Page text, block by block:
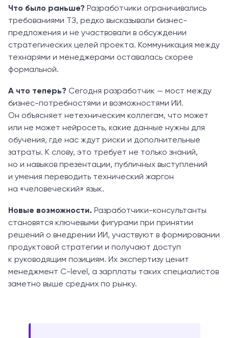
Что было раньше? Разработчики ограничивались
требованиями ТЗ, редко высказывали бизнес-
предложения и не участвовали в обсуждении
стратегических целей проекта. Коммуникация между
технарями и менеджерами оставалась скорее
формальной.
А что теперь? Сегодня разработчик — мост между
бизнес-потребностями и возможностями ИИ.
Он объясняет нетехническим коллегам, что может
или не может нейросеть, какие данные нужны для
обучения, где нас ждут риски и дополнительные
затраты. К слову, это требует не только знаний,
но и навыков презентации, публичных выступлений
и умения переводить технический жаргон
на «человеческий» язык.
Новые возможности. Разработчики-консультанты
становятся ключевыми фигурами при принятии
решений о внедрении ИИ, участвуют в формировании
продуктовой стратегии и получают доступ
к руководящим позициям. Их экспертизу ценит
менеджмент C-level, а зарплаты таких специалистов
заметно выше средних по рынку.